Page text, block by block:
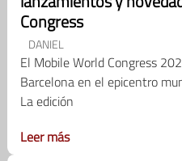
Congress
DANIEL
El Mobile World Congress
Barcelona en el epicentro
La edición
Leer más